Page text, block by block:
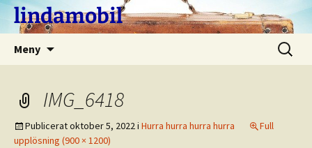
Hoppalindamobil
Meny
Sök
efter:
IMG_6418
Publiceratoktober 5, 2022i Hurra hurra hurra hurra
Full
upplösning (900 × 1200)